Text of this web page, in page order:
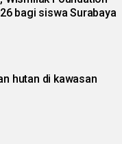
bagi siswa Surabaya
hutan di kawasan